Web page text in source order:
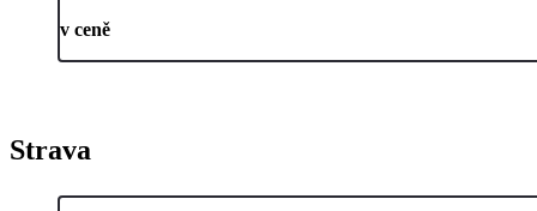
v ceně
Strava